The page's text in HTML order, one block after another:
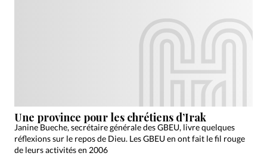
Une province pour les chrétiens d’Irak
Janine Bueche, secrétaire générale des GBEU, livre quelques
réflexions sur le repos de Dieu. Les GBEU en ont fait le fil rouge
de leurs activités en 2006